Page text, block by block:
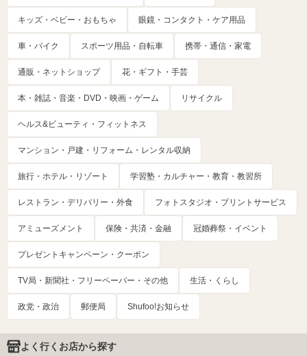
キッズ・ベビー・おもちゃ 眼鏡・コンタクト・ケア用品
車・バイク スポーツ用品・自転車 携帯・通信・家電
通販・ネットショップ 花・ギフト・手芸
本・雑誌・音楽・DVD・映画・ゲーム リサイクル
ヘルス&ビューティ・フィットネス
マンション・戸建・リフォーム・レンタル収納
旅行・ホテル・リゾート 学習塾・カルチャー・教育・教習所
レストラン・デリバリー・外食 フォトスタジオ・プリントサービス
アミューズメント 保険・共済・金融 冠婚葬祭・イベント
プレゼントキャンペーン・クーポン
TV局・新聞社・フリーペーパー・その他 生活・くらし
政党・政治 郵便局 Shufoo!お知らせ
よく行くお店から探す